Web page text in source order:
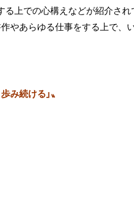
上での心構えなどが紹介され
やあらゆる仕事をする上で、
み続ける」〟